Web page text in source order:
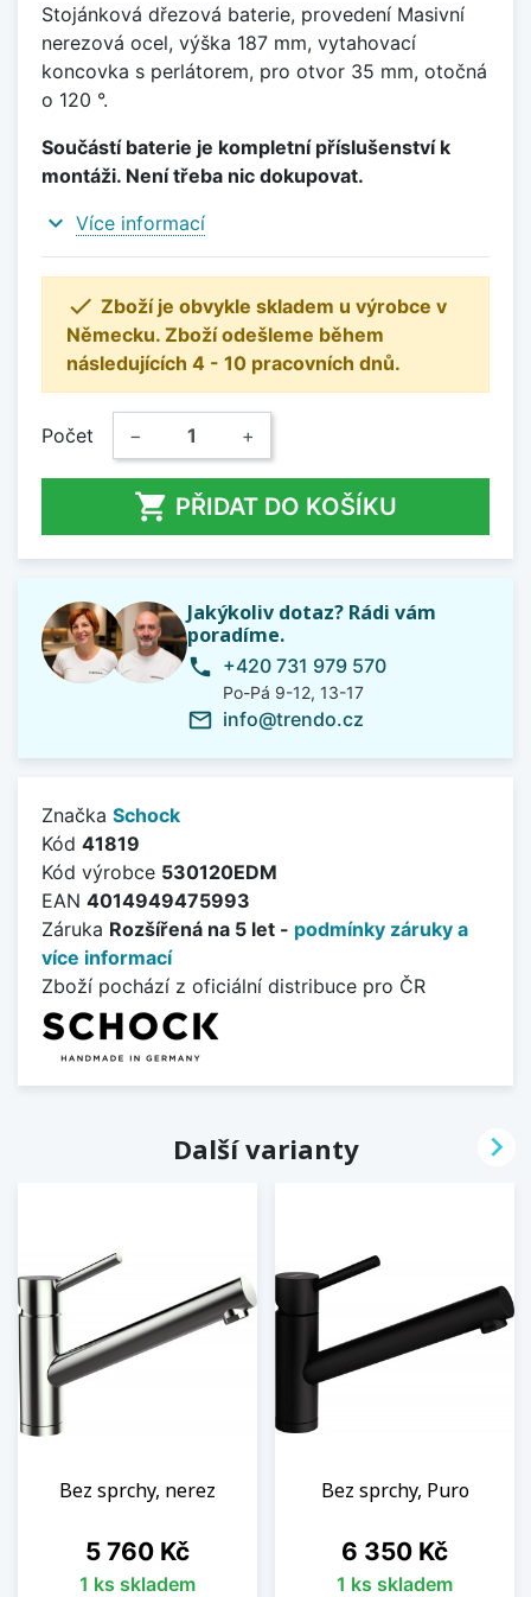
Stojánková dřezová baterie, provedení Masivní
nerezová ocel, výška 187 mm, vytahovací
koncovka s perlátorem, pro otvor 35 mm, otočná
o 120 °.
Součástí baterie je kompletní příslušenství k
montáži. Není třeba nic dokupovat.
expand_more Více informací
 Zboží je obvykle skladem u výrobce v
Německu. Zboží odešleme během
následujících 4 - 10 pracovních dnů.
Počet − +
 PŘIDAT DO KOŠÍKU
Jakýkoliv dotaz? Rádi vám
poradíme.
phone +420 731 979 570
Po-Pá 9-12, 13-17
mail_outline info@trendo.cz
Značka Schock
Kód 41819
Kód výrobce 530120EDM
EAN 4014949475993
Záruka Rozšířená na 5 let - podmínky záruky a
více informací
Zboží pochází z oficiální distribuce pro ČR
Další varianty
Bez sprchy, nerez
Cena
5 760 Kč
1 ks skladem
Bez sprchy, Puro
Cena
6 350 Kč
1 ks skladem
